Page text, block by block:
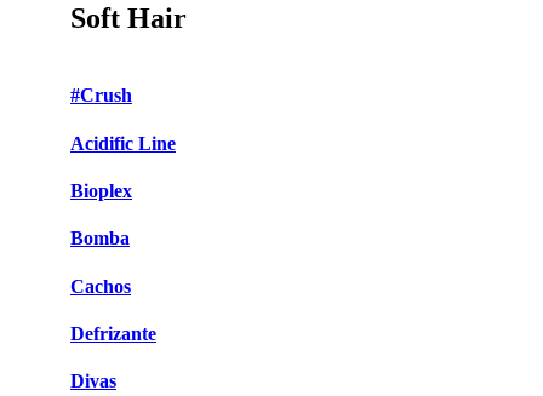
Soft Hair
#Crush
Acidific Line
Bioplex
Bomba
Cachos
Defrizante
Divas